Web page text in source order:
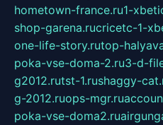
hometown-france.ru1-
shop-garena.rucricetc-1-
one-life-story.rutop-
poka-vse-doma-2.ru3-d-
g2012.rutst-1.rushaggy-
g-2012.ruops-mgr.ru
poka-vse-doma2.ru